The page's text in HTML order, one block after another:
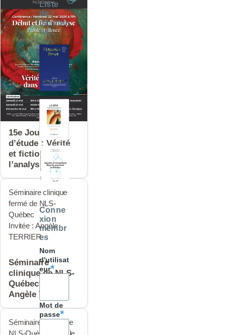
15e Journées
d’étude : Vérité
et fiction dans
l’analyse
Séminaire clinique
fermé de NLS-
Québec
Invitée : Angèle
TERRIER
Séminaire
clinique de NLS-
Québec avec
Angèle Terrier
Séminaire ouvert de
Liste
de
parutio
ns
Conne
xion
membr
es
Nom
d'utilisat
eur
Mot de
passe